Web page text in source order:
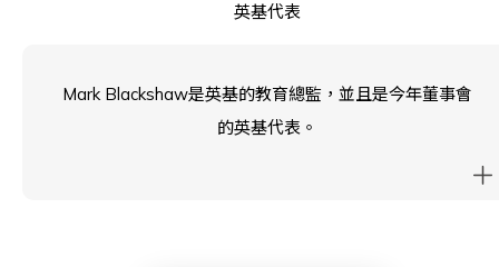
英基代表
Mark Blackshaw是英基的教育總監，並且是今年董事會
的英基代表。